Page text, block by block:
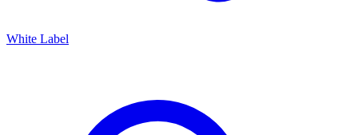
White Label